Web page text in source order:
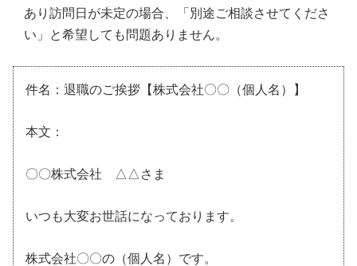
あり訪問日が未定の場合、「別途ご相談させてくださ
い」と希望しても問題ありません。
件名：退職のご挨拶【株式会社〇〇（個人名）】
本文：
〇〇株式会社 △△さま
いつも大変お世話になっております。
株式会社〇〇の（個人名）です。